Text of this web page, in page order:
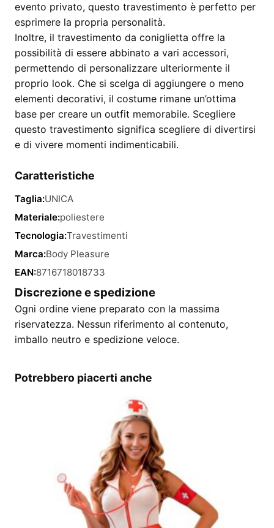
evento privato, questo travestimento è perfetto per
esprimere la propria personalità.
Inoltre, il travestimento da coniglietta offre la
possibilità di essere abbinato a vari accessori,
permettendo di personalizzare ulteriormente il
proprio look. Che si scelga di aggiungere o meno
elementi decorativi, il costume rimane un’ottima
base per creare un outfit memorabile. Scegliere
questo travestimento significa scegliere di divertirsi
e di vivere momenti indimenticabili.
Caratteristiche
Taglia:UNICA
Materiale:poliestere
Tecnologia:Travestimenti
Marca:Body Pleasure
EAN:8716718018733
Discrezione e spedizione
Ogni ordine viene preparato con la massima
riservatezza. Nessun riferimento al contenuto,
imballo neutro e spedizione veloce.
Potrebbero piacerti anche